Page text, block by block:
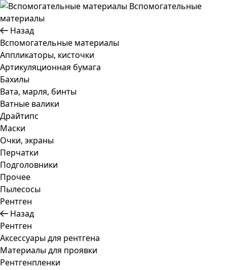
Вспомогательные
материалы
Назад
Вспомогательные материалы
Аппликаторы, кисточки
Артикуляционная бумага
Бахилы
Вата, марля, бинты
Ватные валики
Драйтипс
Маски
Очки, экраны
Перчатки
Подголовники
Прочее
Пылесосы
Рентген
Назад
Рентген
Аксессуары для рентгена
Материалы для проявки
Рентгенпленки